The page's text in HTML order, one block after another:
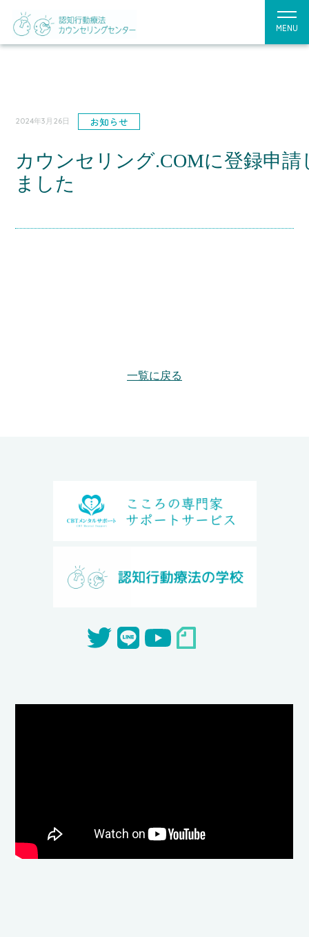
MENU
2024年3月26日 お知らせ
カウンセリング.COMに登録申請
ました
一覧に戻る